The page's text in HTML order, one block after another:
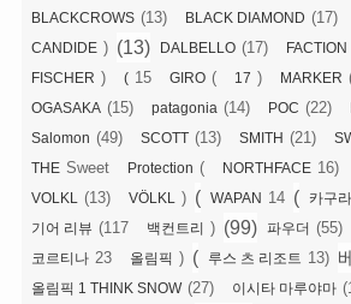
BLACKCROWS (13) BLACK DIAMOND (17)
CANDIDE ) (13) DALBELLO (17) FACTION
FISCHER ) ( 15 GIRO ( 17 ) MARKER
OGASAKA (15) patagonia (14) POC (22)
Salomon (49) SCOTT (13) SMITH (21)
THE Sweet Protection ( NORTHFACE 16)
VOLKL (13) VÖLKL ) ( WAPAN 14 ( 카구라
기어 리뷰 (117 백컨트리 ) (99) 파우더 (55)
코르티나 23 올림픽 ) ( 루스 츠 리조트 13)
올림픽 1 THINK SNOW(27) 이시타 마루야마